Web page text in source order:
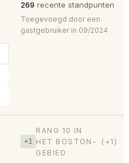
269 recente standpunten
Toegevoegd door een
gastgebruiker in 09/2024
+1
RANG 10 IN
HET BOSTON-
GEBIED
(+1)